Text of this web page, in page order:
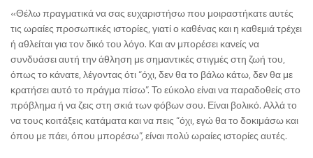
«Θέλω πραγματικά να σας ευχαριστήσω που μοιραστήκατε αυτές
τις ωραίες προσωπικές ιστορίες, γιατί ο καθένας και η καθεμιά τρέχει
ή αθλείται για τον δικό του λόγο. Και αν μπορέσει κανείς να
συνδυάσει αυτή την άθληση με σημαντικές στιγμές στη ζωή του,
όπως το κάνατε, λέγοντας ότι “όχι, δεν θα το βάλω κάτω, δεν θα με
κρατήσει αυτό το πράγμα πίσω”. Το εύκολο είναι να παραδοθείς στο
πρόβλημα ή να ζεις στη σκιά των φόβων σου. Είναι βολικό. Αλλά το
να τους κοιτάξεις κατάματα και να πεις “όχι, εγώ θα το δοκιμάσω και
όπου με πάει, όπου μπορέσω”, είναι πολύ ωραίες ιστορίες αυτές.